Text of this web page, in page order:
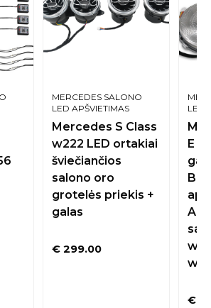
MERCEDES SALONO
LED APŠVIETIMAS
Mercedes S Class
w222 LED ortakiai
šviečiančios
salono oro
grotelės priekis +
galas
€299.00
LED
E
€